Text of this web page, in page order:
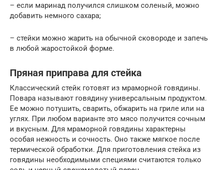
– если маринад получился слишком соленый, можно
добавить немного сахара;
– стейки можно жарить на обычной сковороде и запечь
в любой жаростойкой форме.
Пряная приправа для стейка
Классический стейк готовят из мраморной говядины.
Повара называют говядину универсальным продуктом.
Ее можно потушить, сварить, обжарить на гриле или на
углях. При любом варианте это мясо получится сочным
и вкусным. Для мраморной говядины характерны
особая нежность и сочность. Оно также мягкое после
термической обработки. Для приготовления стейка из
говядины необходимыми специями считаются только